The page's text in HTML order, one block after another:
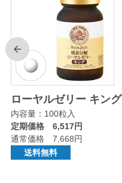
前
ローヤルゼリー キング
内容量：100粒入
定期価格 6,517円
通常価格 7,668円
送料無料